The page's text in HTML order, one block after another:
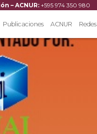
– ACNUR: +595 974 350 980
Publicaciones ACNUR Redes